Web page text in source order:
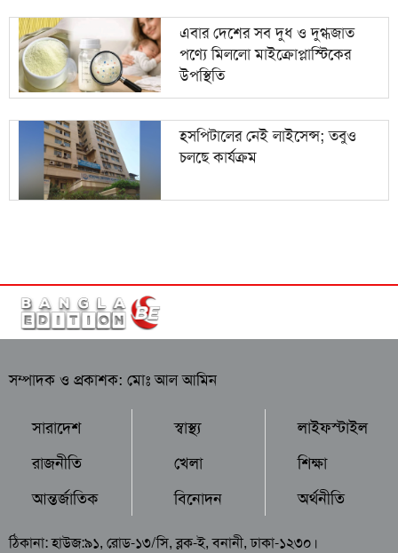
এবার দেশের সব দুধ ও দুগ্ধজাত
পণ্যে মিললো মাইক্রোপ্লাস্টিকের
উপস্থিতি
হসপিটালের নেই লাইসেন্স; তবুও
চলছে কার্যক্রম
সম্পাদক ও প্রকাশক: মোঃ আল আমিন
সারাদেশ
রাজনীতি
আন্তর্জাতিক
স্বাস্থ্য
খেলা
বিনোদন
লাইফস্টাইল
শিক্ষা
অর্থনীতি
ঠিকানা: হাউজ:৯১, রোড-১৩/সি, ব্লক-ই, বনানী, ঢাকা-১২৩০।